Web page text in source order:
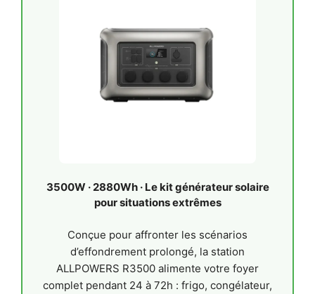
3500W · 2880Wh · Le kit générateur solaire
pour situations extrêmes
Conçue pour affronter les scénarios
d’effondrement prolongé, la station
ALLPOWERS R3500 alimente votre foyer
complet pendant 24 à 72h : frigo, congélateur,